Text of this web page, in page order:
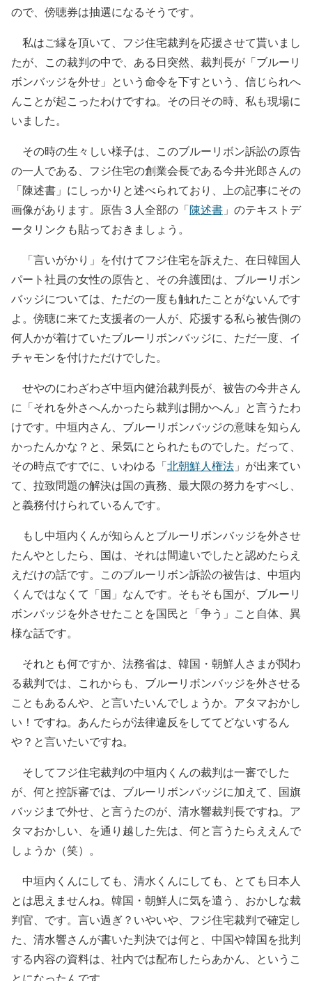
ので、傍聴券は抽選になるそうです。
私はご縁を頂いて、フジ住宅裁判を応援させて貰いまし
たが、この裁判の中で、ある日突然、裁判長が「ブルーリ
ボンバッジを外せ」という命令を下すという、信じられへ
んことが起こったわけですね。その日その時、私も現場に
いました。
その時の生々しい様子は、このブルーリボン訴訟の原告
の一人である、フジ住宅の創業会長である今井光郎さんの
「陳述書」にしっかりと述べられており、上の記事にその
画像があります。原告３人全部の「陳述書 」のテキストデ
ータリンクも貼っておきましょう。
「言いがかり」を付けてフジ住宅を訴えた、在日韓国人
パート社員の女性の原告と、その弁護団は、ブルーリボン
バッジについては、ただの一度も触れたことがないんです
よ。傍聴に来てた支援者の一人が、応援する私ら被告側の
何人かが着けていたブルーリボンバッジに、ただ一度、イ
チャモンを付けただけでした。
せやのにわざわざ中垣内健治裁判長が、被告の今井さん
に「それを外さへんかったら裁判は開かへん」と言うたわ
けです。中垣内さん、ブルーリボンバッジの意味を知らん
かったんかな？と、呆気にとられたものでした。だって、
その時点ですでに、いわゆる「北朝鮮人権法 」が出来てい
て、拉致問題の解決は国の責務、最大限の努力をすべし、
と義務付けられているんです。
もし中垣内くんが知らんとブルーリボンバッジを外させ
たんやとしたら、国は、それは間違いでしたと認めたらえ
えだけの話です。このブルーリボン訴訟の被告は、中垣内
くんではなくて「国」なんです。そもそも国が、ブルーリ
ボンバッジを外させたことを国民と「争う」こと自体、異
様な話です。
それとも何ですか、法務省は、韓国・朝鮮人さまが関わ
る裁判では、これからも、ブルーリボンバッジを外させる
こともあるんや、と言いたいんでしょうか。アタマおかし
い！ですね。あんたらが法律違反をしててどないするん
や？と言いたいですね。
そしてフジ住宅裁判の中垣内くんの裁判は一審でした
が、何と控訴審では、ブルーリボンバッジに加えて、国旗
バッジまで外せ、と言うたのが、清水響裁判長ですね。ア
タマおかしい、を通り越した先は、何と言うたらええんで
しょうか（笑）。
中垣内くんにしても、清水くんにしても、とても日本人
とは思えませんね。韓国・朝鮮人に気を遣う、おかしな裁
判官、です。言い過ぎ？いやいや、フジ住宅裁判で確定し
た、清水響さんが書いた判決では何と、中国や韓国を批判
する内容の資料は、社内では配布したらあかん、というこ
とになったんです。